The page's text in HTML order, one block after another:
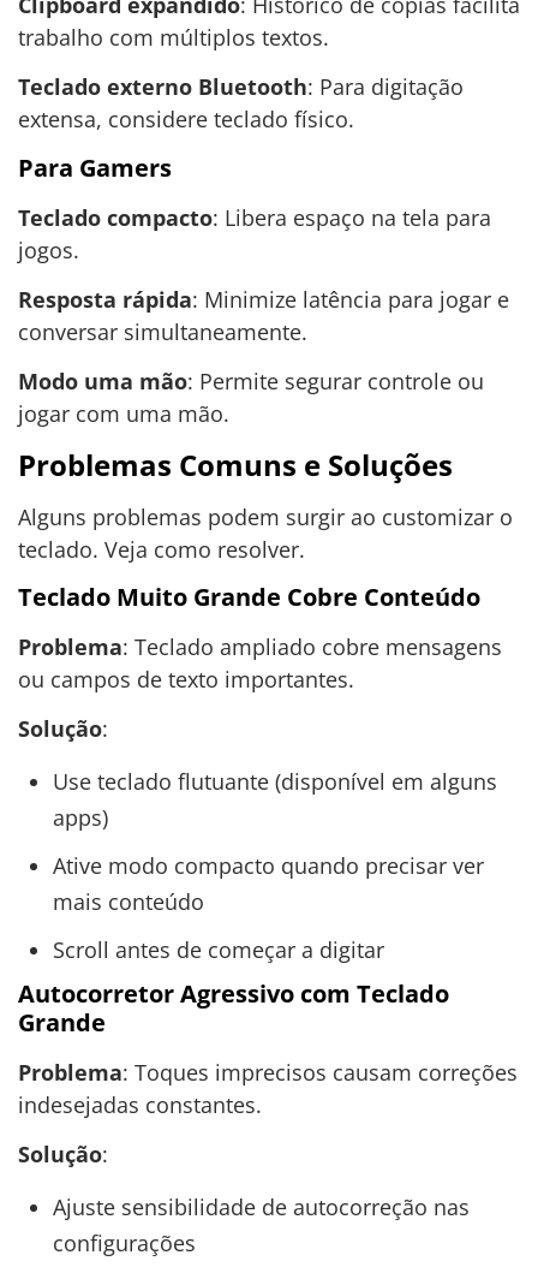
trabalho com múltiplos textos.
Teclado externo Bluetooth: Para digitação
extensa, considere teclado físico.
Para Gamers
Teclado compacto: Libera espaço na tela para
jogos.
Resposta rápida: Minimize latência para jogar e
conversar simultaneamente.
Modo uma mão: Permite segurar controle ou
jogar com uma mão.
Problemas Comuns e Soluções
Alguns problemas podem surgir ao customizar o
teclado. Veja como resolver.
Teclado Muito Grande Cobre Conteúdo
Problema: Teclado ampliado cobre mensagens
ou campos de texto importantes.
Solução:
Use teclado flutuante (disponível em alguns
apps)
Ative modo compacto quando precisar ver
mais conteúdo
Scroll antes de começar a digitar
Autocorretor Agressivo com Teclado
Grande
Problema: Toques imprecisos causam correções
indesejadas constantes.
Solução:
Ajuste sensibilidade de autocorreção nas
configurações